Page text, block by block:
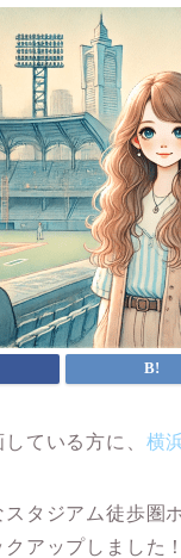
している方に、 横
タジアム徒歩圏
アップしました